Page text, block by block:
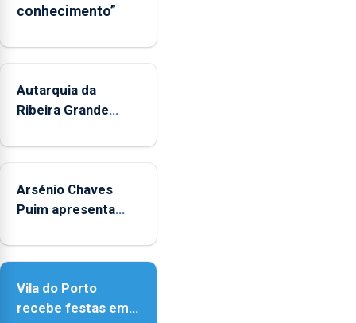
municípios.
conhecimento”
Autarquia da
Ribeira Grande
"Museus no Verão"
Arsénio Chaves
Puim apresenta
de Vila do Porto
Vila do Porto
recebe festas em